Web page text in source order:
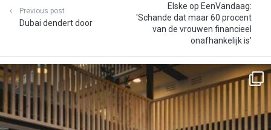
Previous post
Dubai dendert door
Elske op EenVandaag:
'Schande dat maar 60 procent
van de vrouwen financieel
onafhankelijk is'